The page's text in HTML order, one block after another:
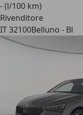
- (l/100 km)
Rivenditore
IT 32100Belluno - Bl